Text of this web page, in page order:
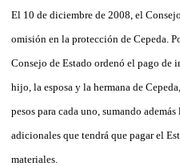
El 10 de diciembre de 2008, el
omisión en la protección de Cepeda.
Consejo de Estado ordenó el pago de
hijo, la esposa y la hermana de
pesos para cada uno, sumando
adicionales que tendrá que pagar el
materiales.